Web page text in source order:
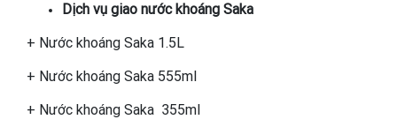
Dịch vụ giao nước khoáng Saka
+ Nước khoáng Saka 1.5L
+ Nước khoáng Saka 555ml
+ Nước khoáng Saka 355ml